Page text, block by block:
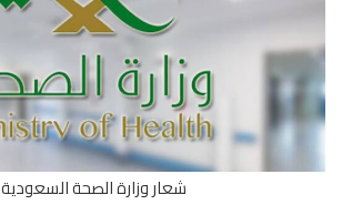
شعار وزارة الصحة السعودية